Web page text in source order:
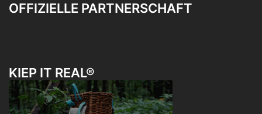
OFFIZIELLE PARTNERSCHAFT
KIEP IT REAL®